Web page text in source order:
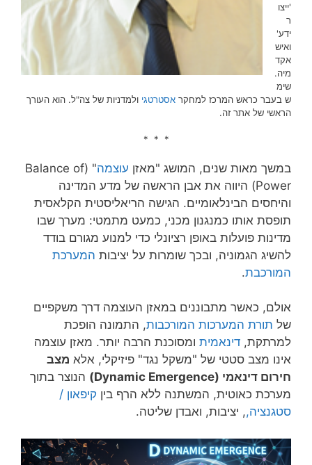
'ייצו
ר
ידע'
ואיש
אקד
מיה.
שימ
ש בעבר כראש המרכז למחקר אסטרטגי ולמדניות של צה"ל. הוא העורך
הראשי של אתר זה.
* * *
במשך מאות שנים, המושג "מאזן עוצמה
" (Balance of
Power) היווה את אבן הראשה של מדע המדינה
והיחסים הבינלאומיים. הגישה הריאליסטית הקלאסית
תופסת אותו כמנגנון מכני, כמעט מתמטי: מערך שבו
מדינות פועלות באופן רציונלי כדי למנוע מגורם בודד
להשיג הגמוניה, ובכך שומרות על יציבות המערכת
המורכבת.
אולם, כאשר מתבוננים במאזן העוצמה דרך משקפיים
של תורת המערכות המורכבות, התמונה הופכת
למרתקת, דינאמית ומסוכנת הרבה יותר. מאזן עוצמה
אינו מצב סטטי של "משקל נגד" פיזיקלי, אלא מצב
חירום דינאמי (Dynamic Emergence)
הנוצר בתוך
מערכת כאוטית, המשתנה ללא הרף בין קיפאון /
סטגנציה,, יציבות, ואבדן שליטה.